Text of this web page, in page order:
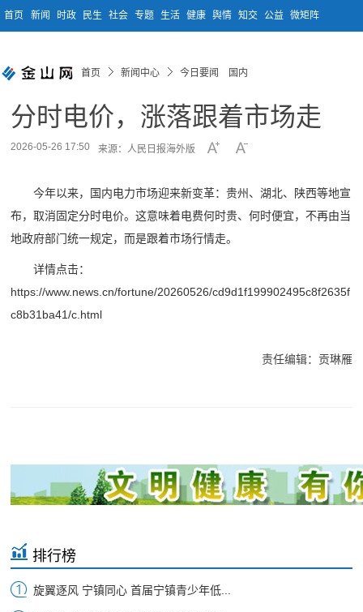
首页 新闻 时政 民生 社会 专题 生活 健康 舆情 知交 公益 微矩阵
首页 新闻中心 今日要闻 国内
分时电价，涨落跟着市场走
2026-05-26 17:50 来源：人民日报海外版
今年以来，国内电力市场迎来新变革：贵州、湖北、陕西等地宣
布，取消固定分时电价。这意味着电费何时贵、何时便宜，不再由当
地政府部门统一规定，而是跟着市场行情走。
详情点击：
https://www.news.cn/fortune/20260526/cd9d1f199902495c8f2635f
c8b31ba41/c.html
责任编辑：贡琳雁
排行榜
旋翼逐风 宁镇同心 首届宁镇青少年低...